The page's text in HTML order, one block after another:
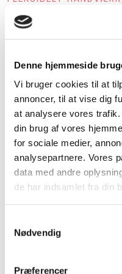
Denne hjemmeside
Vi bruger cookies til at
annoncer, til at vise dig
at analysere vores
din brug af vores
for sociale medier,
analysepartnere. Vores
data med andre
de har indsamlet fra din
Nødvendig
Præferencer
Hvorfor vælge
erfaring og en dyb
Vores dygtige tømrere
private og erhvervslivet,
resultat. Om det er
specialopgaver, står vi
professionalisme og
og kundetilfredshed i
Vi tilbyder et bredt
Opbygning af
Udskiftning af vinduer
Tilbygninger, der
hjem
Professionel